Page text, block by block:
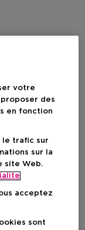
votre
des
en fonction
le trafic sur
sur la
site Web.
acceptez
sont